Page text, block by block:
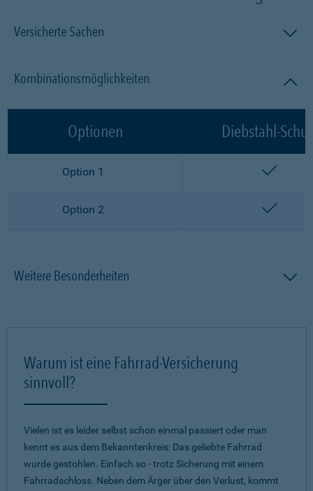
Versicherte Sachen
Kombinationsmöglichkeiten
Optionen Diebstahl-
Option 1
Option 2
Weitere Besonderheiten
Warum ist eine Fahrrad-Versicherung
sinnvoll?
Vielen ist es leider selbst schon einmal passiert oder man
kennt es aus dem Bekanntenkreis: Das geliebte Fahrrad
wurde gestohlen. Einfach so - trotz Sicherung mit einem
Fahrradschloss. Neben dem Ärger über den Verlust, kommt